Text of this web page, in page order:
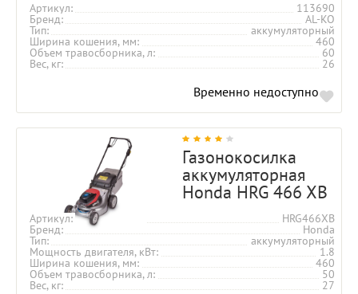
Артикул 113690
Бренд AL-KO
Тип аккумуляторный
Ширина кошения, мм 460
Объем травосборника, л 60
Вес, кг 26
Временно недоступно
Газонокосилка
аккумуляторная
Honda HRG 466 XB
Артикул HRG466XB
Бренд Honda
Тип аккумуляторный
Мощность двигателя, кВт 1.8
Ширина кошения, мм 460
Объем травосборника, л 50
Вес, кг 27